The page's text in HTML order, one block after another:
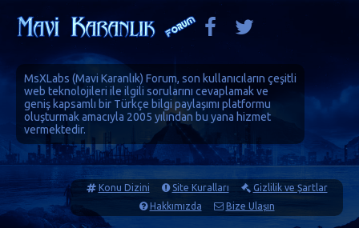
MsXLabs (Mavi Karanlık) Forum, son kullanıcıların çeşitli
web teknolojileri ile ilgili sorularını cevaplamak ve
geniş kapsamlı bir Türkçe bilgi paylaşımı platformu
oluşturmak amacıyla 2005 yılından bu yana hizmet
vermektedir.
Konu Dizini Site Kuralları
Gizlilik ve Şartlar
Hakkımızda
Bize Ulaşın